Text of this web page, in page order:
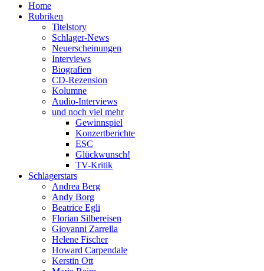
Home
Rubriken
Titelstory
Schlager-News
Neuerscheinungen
Interviews
Biografien
CD-Rezension
Kolumne
Audio-Interviews
und noch viel mehr
Gewinnspiel
Konzertberichte
ESC
Glückwunsch!
TV-Kritik
Schlagerstars
Andrea Berg
Andy Borg
Beatrice Egli
Florian Silbereisen
Giovanni Zarrella
Helene Fischer
Howard Carpendale
Kerstin Ott